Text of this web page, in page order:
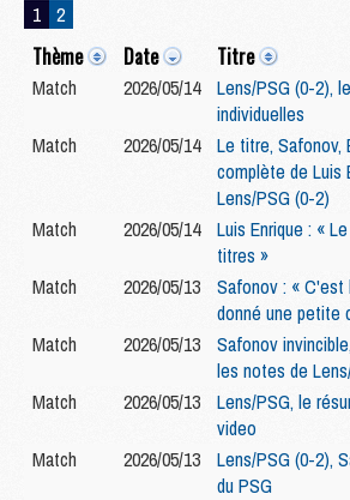
1 2
Thème Date Titre
Match 2026/05/14
Lens/PSG (0-2),
individuelles
Match
2026/05/14
Le titre, Safonov,
complète de Luis
Lens/PSG (0-2)
Match
2026/05/14
Luis Enrique : «
titres »
Match
2026/05/13
Safonov : « C'est
donné une petite
Match
2026/05/13
Safonov
les notes de
Match
2026/05/13
Lens/PSG, le
video
Match
2026/05/13
Lens/PSG (0-2),
du PSG